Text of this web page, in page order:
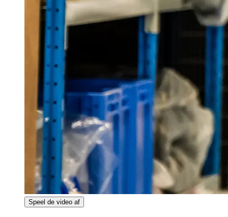
Speel de video af